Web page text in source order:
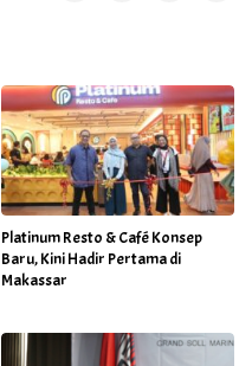
Platinum Resto & Café Konsep
Baru, Kini Hadir Pertama di
Makassar